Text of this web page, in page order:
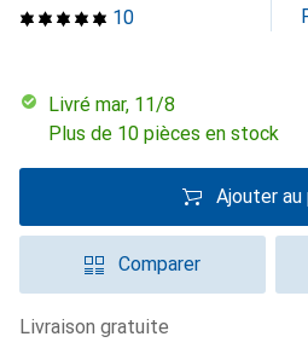
10
Livré mar, 11/8
Plus de 10 pièces en stock
Ajouter au
Comparer
livraison gratuite